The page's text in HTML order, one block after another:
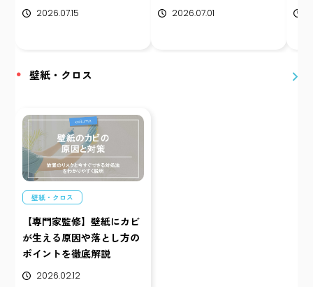
2026.07.15 2026.07.01
壁紙・クロス
壁紙・クロス
【専門家監修】壁紙にカビ
が生える原因や落とし方の
ポイントを徹底解説
2026.02.12